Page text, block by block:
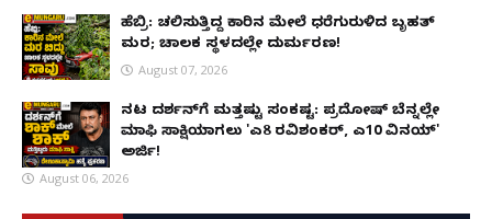
ಹೆಬ್ರಿ: ಚಲಿಸುತ್ತಿದ್ದ ಕಾರಿನ ಮೇಲೆ ಧರೆಗುರುಳಿದ ಬೃಹತ್
ಮರ; ಚಾಲಕ ಸ್ಥಳದಲ್ಲೇ ದುರ್ಮರಣ!
August 07, 2026
ನಟ ದರ್ಶನ್‌ಗೆ ಮತ್ತಷ್ಟು ಸಂಕಷ್ಟ: ಪ್ರದೋಷ್ ಬೆನ್ನಲ್ಲೇ
ಮಾಫಿ ಸಾಕ್ಷಿಯಾಗಲು 'ಎ8 ರವಿಶಂಕರ್, ಎ10 ವಿನಯ್'
ಅರ್ಜಿ!
August 06, 2026